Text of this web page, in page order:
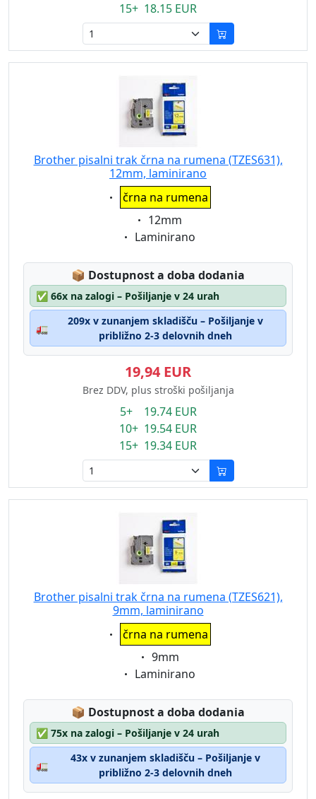
15+ 18.15 EUR
Brother pisalni trak črna na rumena (TZES631),
12mm, laminirano
Eigenschaft:
črna na rumena
Eigenschaft:
12mm
Eigenschaft:
Laminirano
📦 Lagerstatus:
Dostupnost a doba dodania
✅ 66x na zalogi – Pošiljanje v 24 urah
🚛
209x v zunanjem skladišču – Pošiljanje v
približno 2-3 delovnih dneh
19,94 EUR
Brez DDV, plus stroški pošiljanja
5+ 19.74 EUR
10+ 19.54 EUR
15+ 19.34 EUR
Brother pisalni trak črna na rumena (TZES621),
9mm, laminirano
Eigenschaft:
črna na rumena
Eigenschaft:
9mm
Eigenschaft:
Laminirano
📦 Lagerstatus:
Dostupnost a doba dodania
✅ 75x na zalogi – Pošiljanje v 24 urah
🚛
43x v zunanjem skladišču – Pošiljanje v
približno 2-3 delovnih dneh